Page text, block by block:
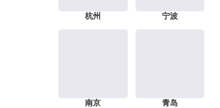
杭州 宁波
南京 青岛